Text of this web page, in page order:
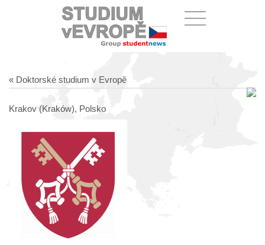
« Doktorské studium v Evropě
Krakov (Kraków), Polsko